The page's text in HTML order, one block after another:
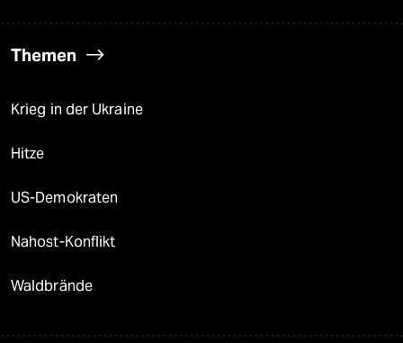
Themen
Krieg in der Ukraine
Hitze
US-Demokraten
Nahost-Konflikt
Waldbrände